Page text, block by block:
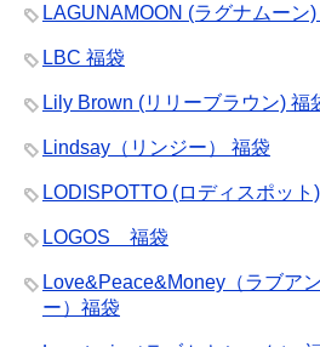
LAGUNAMOON (ラグナムーン)
LBC 福袋
Lily Brown (リリーブラウン) 福
Lindsay（リンジー） 福袋
LODISPOTTO (ロディスポッ
LOGOS 福袋
Love&Peace&Money（ラブア
ー）福袋